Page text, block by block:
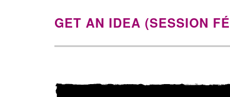
GET AN IDEA (SESSION